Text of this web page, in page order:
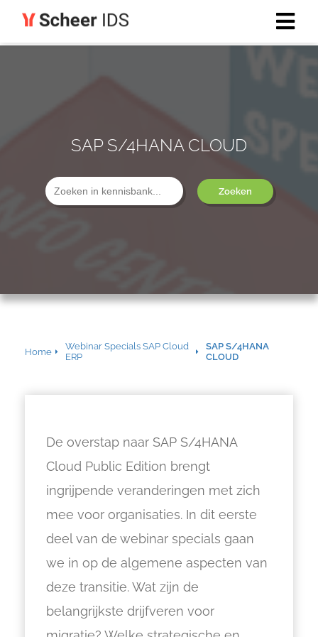
SAP S/4HANA CLOUD
Zoeken
Home
Webinar Specials SAP Cloud
ERP
SAP S/4HANA
CLOUD
De overstap naar SAP S/4HANA
Cloud Public Edition brengt
ingrijpende veranderingen met zich
mee voor organisaties. In dit eerste
deel van de webinar specials gaan
we in op de algemene aspecten van
deze transitie. Wat zijn de
belangrijkste drijfveren voor